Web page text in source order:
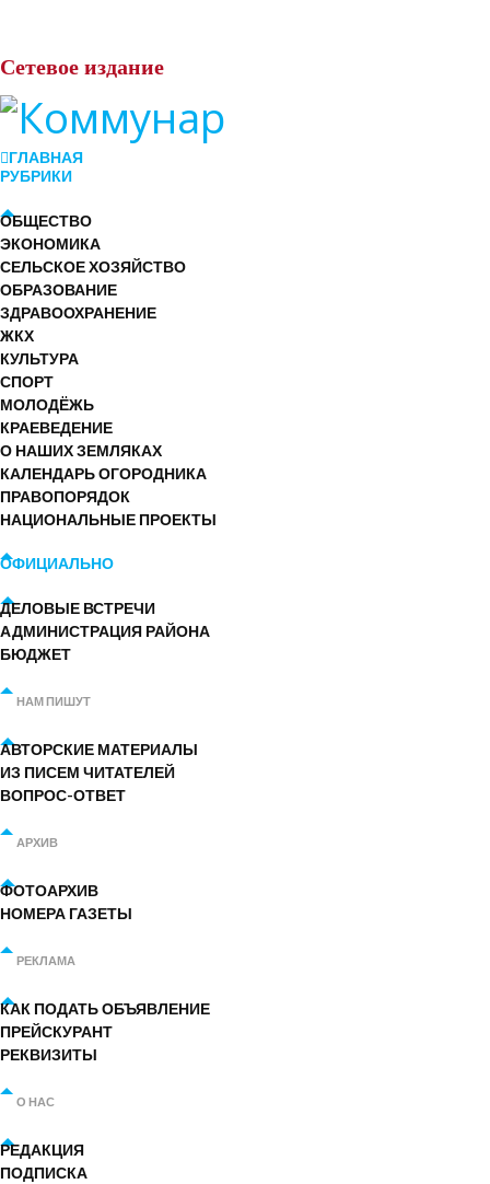
Сетевое издание
ГЛАВНАЯ
РУБРИКИ
ОБЩЕСТВО
ЭКОНОМИКА
СЕЛЬСКОЕ ХОЗЯЙСТВО
ОБРАЗОВАНИЕ
ЗДРАВООХРАНЕНИЕ
ЖКХ
КУЛЬТУРА
СПОРТ
МОЛОДЁЖЬ
КРАЕВЕДЕНИЕ
О НАШИХ ЗЕМЛЯКАХ
КАЛЕНДАРЬ ОГОРОДНИКА
ПРАВОПОРЯДОК
НАЦИОНАЛЬНЫЕ ПРОЕКТЫ
ОФИЦИАЛЬНО
ДЕЛОВЫЕ ВСТРЕЧИ
АДМИНИСТРАЦИЯ РАЙОНА
БЮДЖЕТ
НАМ ПИШУТ
АВТОРСКИЕ МАТЕРИАЛЫ
ИЗ ПИСЕМ ЧИТАТЕЛЕЙ
ВОПРОС-ОТВЕТ
АРХИВ
ФОТОАРХИВ
НОМЕРА ГАЗЕТЫ
РЕКЛАМА
КАК ПОДАТЬ ОБЪЯВЛЕНИЕ
ПРЕЙСКУРАНТ
РЕКВИЗИТЫ
О НАС
РЕДАКЦИЯ
ПОДПИСКА